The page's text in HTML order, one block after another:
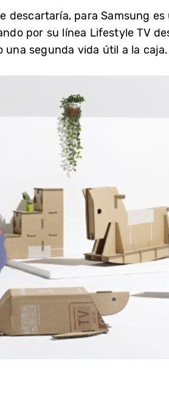
descartaría, para Samsung
por su línea Lifestyle TV
una segunda vida útil a la caja.